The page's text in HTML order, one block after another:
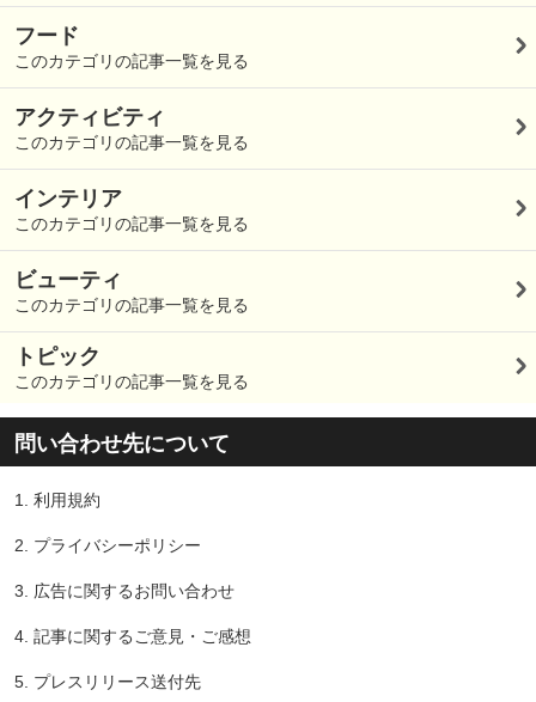
フード
このカテゴリの記事一覧を見る
アクティビティ
このカテゴリの記事一覧を見る
インテリア
このカテゴリの記事一覧を見る
ビューティ
このカテゴリの記事一覧を見る
トピック
このカテゴリの記事一覧を見る
問い合わせ先について
1. 利用規約
2. プライバシーポリシー
3. 広告に関するお問い合わせ
4. 記事に関するご意見・ご感想
5. プレスリリース送付先